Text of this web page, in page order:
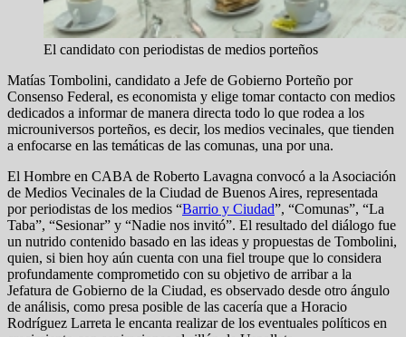
El candidato con periodistas de medios porteños
Matías Tombolini, candidato a Jefe de Gobierno Porteño por
Consenso Federal, es economista y elige tomar contacto con medios
dedicados a informar de manera directa todo lo que rodea a los
microuniversos porteños, es decir, los medios vecinales, que tienden
a enfocarse en las temáticas de las comunas, una por una.
El Hombre en CABA de Roberto Lavagna convocó a la Asociación
de Medios Vecinales de la Ciudad de Buenos Aires, representada
por periodistas de los medios “Barrio y Ciudad”, “Comunas”, “La
Taba”, “Sesionar” y “Nadie nos invitó”. El resultado del diálogo fue
un nutrido contenido basado en las ideas y propuestas de Tombolini,
quien, si bien hoy aún cuenta con una fiel troupe que lo considera
profundamente comprometido con su objetivo de arribar a la
Jefatura de Gobierno de la Ciudad, es observado desde otro ángulo
de análisis, como presa posible de las cacería que a Horacio
Rodríguez Larreta le encanta realizar de los eventuales políticos en